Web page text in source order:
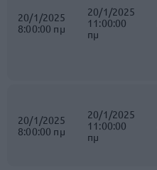
20/1/2025
8:00:00 πμ
20/1/2025
11:00:00
πμ
20/1/2025
8:00:00 πμ
20/1/2025
11:00:00
πμ